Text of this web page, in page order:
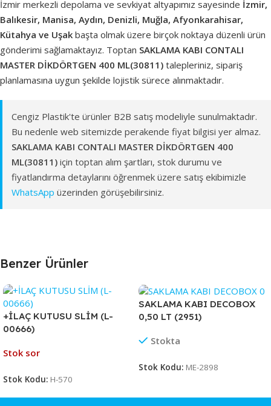
İzmir merkezli depolama ve sevkiyat altyapımız sayesinde İzmir,
Balıkesir, Manisa, Aydın, Denizli, Muğla, Afyonkarahisar,
Kütahya ve Uşak başta olmak üzere birçok noktaya düzenli ürün
gönderimi sağlamaktayız. Toptan SAKLAMA KABI CONTALI
MASTER DİKDÖRTGEN 400 ML(30811) talepleriniz, sipariş
planlamasına uygun şekilde lojistik sürece alınmaktadır.
Cengiz Plastik'te ürünler B2B satış modeliyle sunulmaktadır.
Bu nedenle web sitemizde perakende fiyat bilgisi yer almaz.
SAKLAMA KABI CONTALI MASTER DİKDÖRTGEN 400
ML(30811) için toptan alım şartları, stok durumu ve
fiyatlandırma detaylarını öğrenmek üzere satış ekibimizle
WhatsApp üzerinden görüşebilirsiniz.
Benzer Ürünler
+İLAÇ KUTUSU SLİM (L-
00666)
Stok sor
Stok Kodu: H-570
SAKLAMA KABI DECOBOX
0,50 LT (2951)
Stokta
Stok Kodu: ME-2898